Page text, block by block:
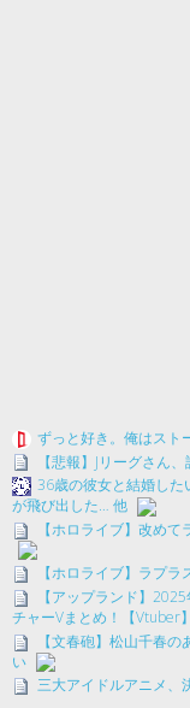
ずっと好き。俺はスト
【悲報】Jリーグさん
36歳の彼女と結婚した
が飛び出した… 他
【ホロライブ】改め
【ホロライブ】ラプ
【アップランド】
チャーVまとめ！【Vtuber】
【文春砲】松山千春
い
三大アイドルアニメ、